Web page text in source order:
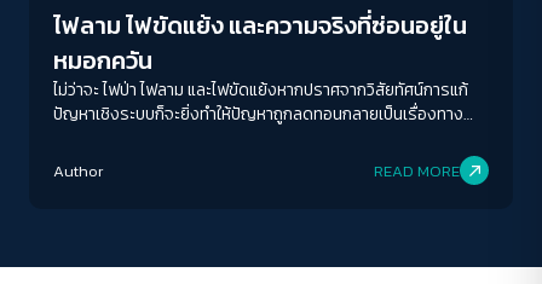
ไฟลาม ไฟขัดแย้ง และความจริงที่ซ่อนอยู่ใน
หมอกควัน
ไม่ว่าจะ ไฟป่า ไฟลาม และไฟขัดแย้งหากปราศจากวิสัยทัศน์การแก้
ปัญหาเชิงระบบก็จะยิ่งทำให้ปัญหาถูกลดทอนกลายเป็นเรื่องทาง
ไม่ช่วยอะไร?
Author READ MORE
ปกติ มาก มากที่สุด
Deutan Tritan